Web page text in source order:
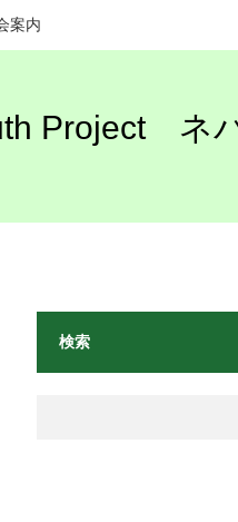
案内
Project ネ
検索